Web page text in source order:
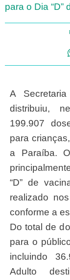
para o Dia “D”
A
distribuiu,
199.907
para
a Paraíba.
“D” de
realizado
conforme a
Do total de doses, 133.611 são encaminhadas
para o
incluindo
Adulto